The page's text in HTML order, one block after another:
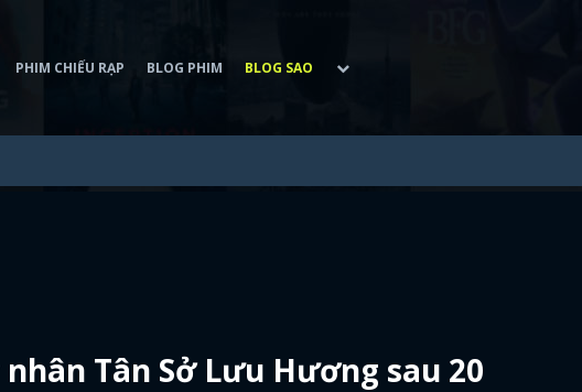
PHIM CHIẾU RẠP BLOG PHIM BLOG SAO
Tân Sở Lưu Hương sau 20